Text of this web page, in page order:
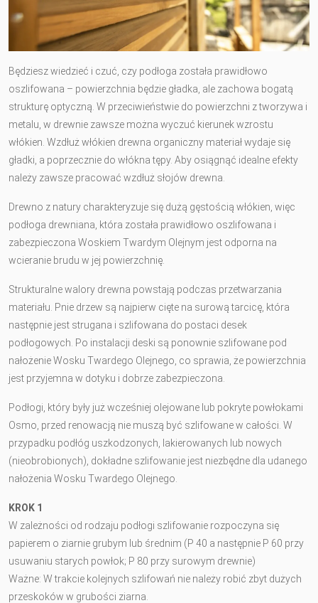
Będziesz wiedzieć i czuć, czy podłoga została prawidłowo
oszlifowana – powierzchnia będzie gładka, ale zachowa bogatą
strukturę optyczną. W przeciwieństwie do powierzchni z tworzywa i
metalu, w drewnie zawsze można wyczuć kierunek wzrostu
włókien. Wzdłuż włókien drewna organiczny materiał wydaje się
gładki, a poprzecznie do włókna tępy. Aby osiągnąć idealne efekty
należy zawsze pracować wzdłuż słojów drewna.
Drewno z natury charakteryzuje się dużą gęstością włókien, więc
podłoga drewniana, która została prawidłowo oszlifowana i
zabezpieczona Woskiem Twardym Olejnym jest odporna na
wcieranie brudu w jej powierzchnię.
Strukturalne walory drewna powstają podczas przetwarzania
materiału. Pnie drzew są najpierw cięte na surową tarcicę, która
następnie jest strugana i szlifowana do postaci desek
podłogowych. Po instalacji deski są ponownie szlifowane pod
nałożenie Wosku Twardego Olejnego, co sprawia, że powierzchnia
jest przyjemna w dotyku i dobrze zabezpieczona.
Podłogi, który były już wcześniej olejowane lub pokryte powłokami
Osmo, przed renowacją nie muszą być szlifowane w całości. W
przypadku podłóg uszkodzonych, lakierowanych lub nowych
(nieobrobionych), dokładne szlifowanie jest niezbędne dla udanego
nałożenia Wosku Twardego Olejnego.
KROK 1
W zależności od rodzaju podłogi szlifowanie rozpoczyna się
papierem o ziarnie grubym lub średnim (P 40 a następnie P 60 przy
usuwaniu starych powłok; P 80 przy surowym drewnie)
Ważne: W trakcie kolejnych szlifowań nie należy robić zbyt dużych
przeskoków w grubości ziarna.